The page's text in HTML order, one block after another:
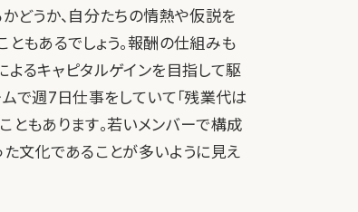
どうか、自分たちの情熱や仮説を
もあるでしょう。報酬の仕組みも
よるキャピタルゲインを目指して駆
で週7日仕事をしていて「残業代は
ともあります。若いメンバーで構成
た文化であることが多いように見え